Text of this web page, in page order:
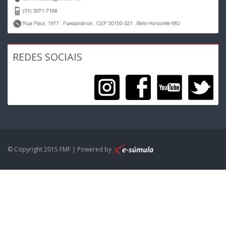
REDES SOCIAIS
© Copyright 2015 FMF | Powered by